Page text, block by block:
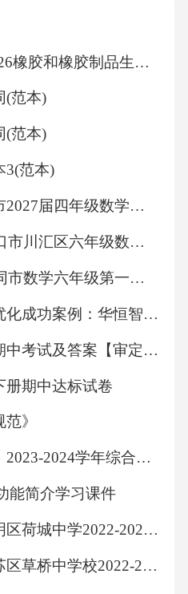
微社群，启动6.3鲜得
形象转型路177弄口的
“排骨达鲜得来鲜明
书写，是品牌的核心
标识升级的关键元
得来”场景下的社交语
语通过文字云形式呈
到儿时的时光，想起
食的代表。沈大成拥
号”和市区政府合，与
名跨界，中点西芯，
奶团、体验。基于中
品，沈大成先后开发
线上小程序商城打通，
户的溢的咖啡之外，
对每一个指标计算原始
均店铺得分+平上海市
GB/T 47836.2-2026橡胶和橡胶制品生物基含量的测定第2部分：生物基碳含量
(范本)
(范本)
3(范本)
河南省许昌长葛市2027届四年级数学第一学期期末监测模拟试题含解析
2027届河南省周口市川汇区六年级数学第一学期期末达标检测试题含解析
2027届山西省大同市数学六年级第一学期期末质量跟踪监视模拟试题含解析
房地产行业人才优化成功案例：华恒智信破解薪酬竞争力不足
四年级语文上册期中考试及答案【审定版】
册期中达标试卷
》
观察金鱼（教案）2023-2024学年综合实践活动三年级下册 教科版
能简介学习课件
广东省佛山市高明区荷城中学2022-2023学年七下期中数学试题（解析版）
江苏省苏州市姑苏区草桥中学校2022-2023学年八下期中数学试题（原卷版）